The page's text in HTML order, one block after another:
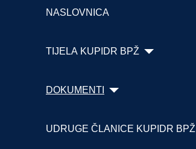
NASLOVNICA
TIJELA KUPIDR BPŽ
DOKUMENTI
UDRUGE ČLANICE KUPIDR BPŽ